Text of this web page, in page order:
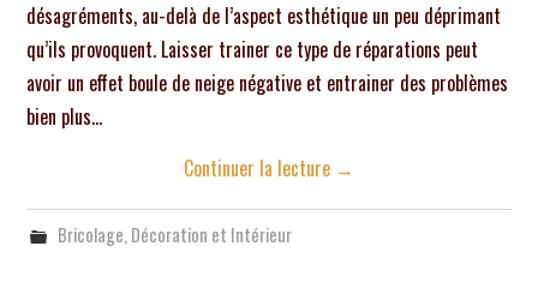
désagréments, au-delà de l’aspect esthétique un peu déprimant
qu’ils provoquent. Laisser trainer ce type de réparations peut
avoir un effet boule de neige négative et entrainer des problèmes
bien plus…
Continuer la lecture →
Bricolage,Décoration et Intérieur